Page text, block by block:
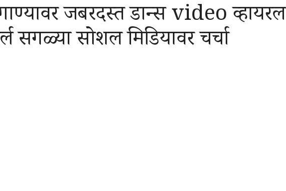
जबरदस्त डान्स video व्हायरल
सगळ्या सोशल मिडियावर चर्चा